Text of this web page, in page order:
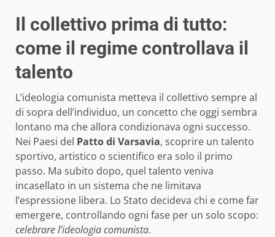
Il collettivo prima di tutto:
come il regime controllava il
talento
L’ideologia comunista metteva il collettivo sempre al
di sopra dell’individuo, un concetto che oggi sembra
lontano ma che allora condizionava ogni successo.
Nei Paesi del Patto di Varsavia, scoprire un talento
sportivo, artistico o scientifico era solo il primo
passo. Ma subito dopo, quel talento veniva
incasellato in un sistema che ne limitava
l’espressione libera. Lo Stato decideva chi e come far
emergere, controllando ogni fase per un solo scopo:
celebrare l’ideologia comunista.